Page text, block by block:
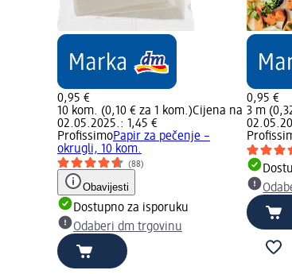
0,95 €
10 kom. (0,10 € za 1 kom.)Cijena na
02.05.2025.: 1,45 €
ProfissimoPapir za pečenje –
okrugli, 10 kom.
(88)
Obavijesti
Dostupno za isporuku
Odaberi dm trgovinu
0,95 €
3 m